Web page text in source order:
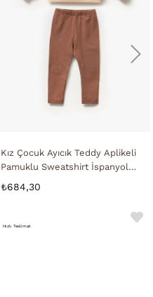
Kız Çocuk Ayıcık Teddy Aplikeli
Pamuklu Sweatshirt İspanyol
₺684,30
Hızlı Teslimat